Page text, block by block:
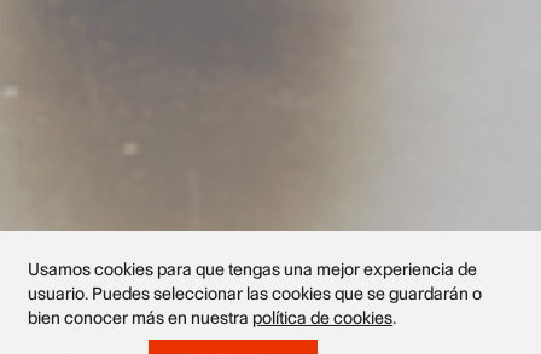
Usamos cookies para que tengas una mejor experiencia de
usuario. Puedes seleccionar las cookies que se guardarán o
bien conocer más en nuestra política de cookies.